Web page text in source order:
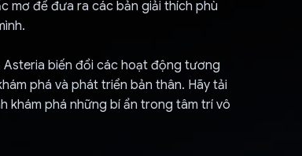
mơ để đưa ra các bản giải thích phù
Asteria biến đổi các hoạt động tương
phá và phát triển bản thân. Hãy tải
khám phá những bí ẩn trong tâm trí vô